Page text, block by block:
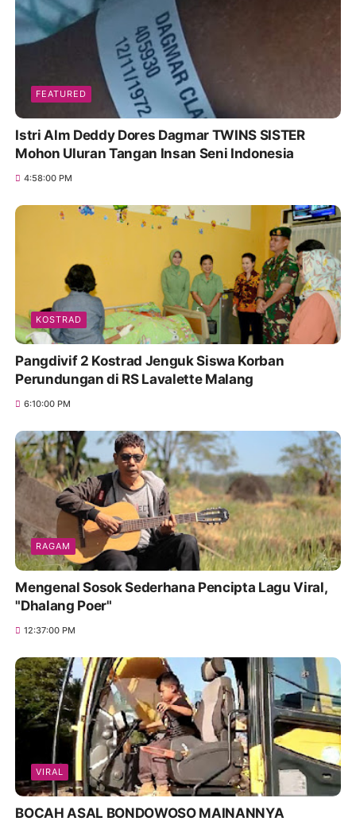
FEATURED
Istri Alm Deddy Dores Dagmar TWINS SISTER
Mohon Uluran Tangan Insan Seni Indonesia
4:58:00 PM
KOSTRAD
Pangdivif 2 Kostrad Jenguk Siswa Korban
Perundungan di RS Lavalette Malang
6:10:00 PM
RAGAM
Mengenal Sosok Sederhana Pencipta Lagu Viral,
"Dhalang Poer"
12:37:00 PM
VIRAL
BOCAH ASAL BONDOWOSO MAINANNYA